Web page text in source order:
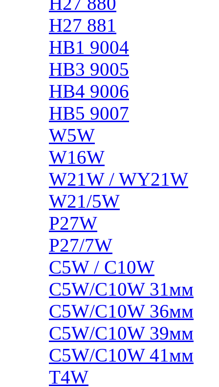
H27 881
HB1 9004
HB3 9005
HB4 9006
HB5 9007
W5W
W16W
W21W / WY21W
W21/5W
P27W
P27/7W
C5W / C10W
C5W/C10W 31мм
C5W/C10W 36мм
C5W/C10W 39мм
C5W/C10W 41мм
T4W